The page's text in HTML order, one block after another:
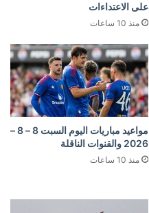
على الاعتداءات
منذ 10 ساعات
مواعيد مباريات اليوم السبت 8 – 8 –
2026 والقنوات الناقلة
منذ 10 ساعات